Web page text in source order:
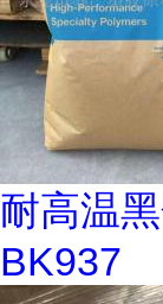
耐高温
BK937